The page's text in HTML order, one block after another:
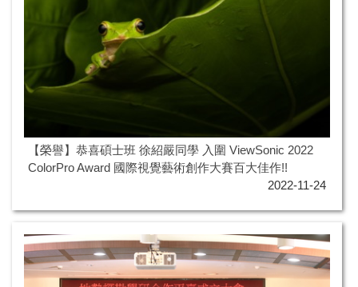
【榮譽】恭喜碩士班 徐紹嚴同學 入圍 ViewSonic 2022
ColorPro Award 國際視覺藝術創作大賽百大佳作!!
2022-11-24